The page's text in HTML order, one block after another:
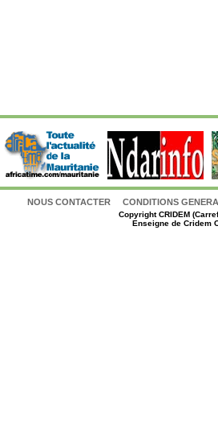
NOUS CONTACTER CONDITIONS
CopyrightCRIDEM
Enseigne de Cridem